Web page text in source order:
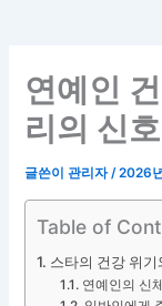
연예인
리의 신
글쓴이관리자/2026
Table of
스타의 건강 위기
연예인의 신